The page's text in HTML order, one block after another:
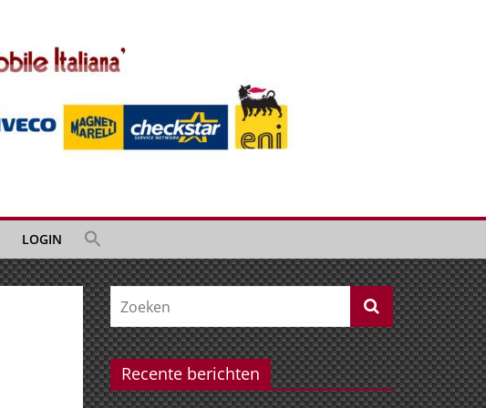
LOGIN
Recente berichten